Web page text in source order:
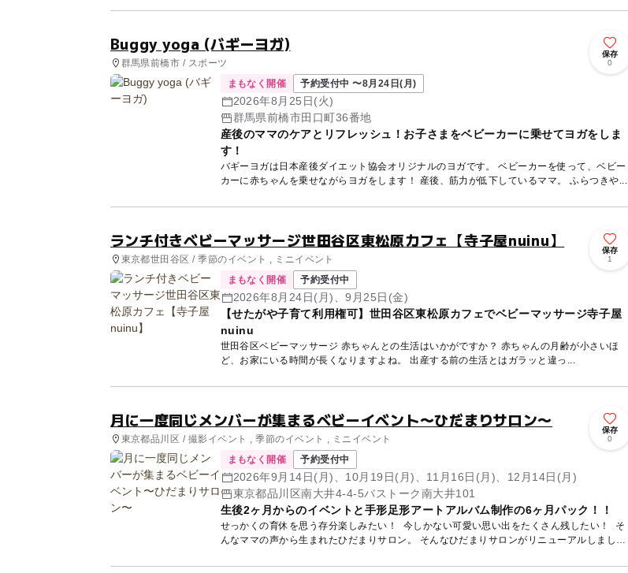
Buggy yoga (バギーヨガ)
群馬県前橋市 / スポーツ
保存
0
まもなく開催 予約受付中 〜8月24日(月)
2026年8月25日(火)
群馬県前橋市田口町36番地
産後のママのケアとリフレッシュ！お子さまをベビーカーに乗せてヨガをしま
す！
バギーヨガは日本産後ダイエット協会オリジナルのヨガです。 ベビーカーを使って、ベビー
カーに赤ちゃんを乗せながらヨガをします！ 産後、筋力が低下しているママ。 ふらつきや...
ランチ付きベビーマッサージ世田谷区東松原カフェ【寺子屋nuinu】
東京都世田谷区 / 季節のイベント , ミニイベント
保存
1
まもなく開催 予約受付中
2026年8月24日(月)、9月25日(金)
【せたがや子育て利用権可】世田谷区東松原カフェでベビーマッサージ寺子屋
nuinu
世田谷区ベビーマッサージ 赤ちゃんとの生活はいかがですか？ 赤ちゃんの月齢が小さいほ
ど、お家にいる時間が長くなりますよね。 出産する前の生活とはガラッと違っ...
月に一度同じメンバーが集まるベビーイベント〜ひだまりサロン〜
東京都品川区 / 撮影イベント , 季節のイベント , ミニイベント
保存
0
まもなく開催 予約受付中
2026年9月14日(月)、10月19日(月)、11月16日(月)、12月14日(月)
東京都品川区南大井4-4-5バストーク南大井101
生後2ヶ月からのイベントと手形足形アートアルバム制作の6ヶ月パック！！
せっかくの育休を思う存分楽しみたい！ 今しかない可愛い思い出をたくさん残したい！ そ
んなママの声から生まれたひだまりサロン。 そんなひだまりサロンがリニューアルしまし